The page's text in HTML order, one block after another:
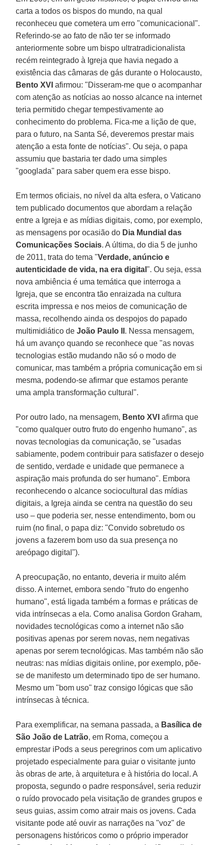
carta a todos os bispos do mundo, na qual
reconheceu que cometera um erro "comunicacional".
Referindo-se ao fato de não ter se informado
anteriormente sobre um bispo ultratradicionalista
recém reintegrado à Igreja que havia negado a
existência das câmaras de gás durante o Holocausto,
Bento XVIafirmou: "Disseram-me que o acompanhar
com atenção as notícias ao nosso alcance na internet
teria permitido chegar tempestivamente ao
conhecimento do problema. Fica-me a lição de que,
para o futuro, na Santa Sé, deveremos prestar mais
atenção a esta fonte de notícias". Ou seja, o papa
assumiu que bastaria ter dado uma simples
"googlada" para saber quem era esse bispo.
Em termos oficiais, no nível da alta esfera, o Vaticano
tem publicado documentos que abordam a relação
entre a Igreja e as mídias digitais, como, por exemplo,
as mensagens por ocasião do Dia Mundial das
Comunicações Sociais. A última, do dia 5 de junho
de 2011, trata do tema "Verdade, anúncio e
autenticidade de vida, na era digital". Ou seja, essa
nova ambiência é uma temática que interroga a
Igreja, que se encontra tão enraizada na cultura
escrita impressa e nos meios de comunicação de
massa, recolhendo ainda os despojos do papado
multimidiático deJoão Paulo II . Nessa mensagem,
há um avanço quando se reconhece que "as novas
tecnologias estão mudando não só o modo de
comunicar, mas também a própria comunicação em si
mesma, podendo-se afirmar que estamos perante
uma ampla transformação cultural".
Por outro lado, na mensagem, Bento XVIafirma que
"como qualquer outro fruto do engenho humano", as
novas tecnologias da comunicação, se "usadas
sabiamente, podem contribuir para satisfazer o desejo
de sentido, verdade e unidade que permanece a
aspiração mais profunda do ser humano". Embora
reconhecendo o alcance sociocultural das mídias
digitais, a Igreja ainda se centra na questão do seu
uso – que poderia ser, nesse entendimento, bom ou
ruim (no final, o papa diz: "Convido sobretudo os
jovens a fazerem bom uso da sua presença no
areópago digital").
A preocupação, no entanto, deveria ir muito além
disso. A internet, embora sendo "fruto do engenho
humano", está ligada também a formas e práticas de
vida intrínsecas a ela. Como analisa Gordon Graham,
novidades tecnológicas como a internet não são
positivas apenas por serem novas, nem negativas
apenas por serem tecnológicas. Mas também não são
neutras: nas mídias digitais online, por exemplo, põe-
se de manifesto um determinado tipo de ser humano.
Mesmo um "bom uso" traz consigo lógicas que são
intrínsecas à técnica.
Para exemplificar, na semana passada, a Basílica de
São João de Latrão, em Roma, começou a
emprestar iPods a seus peregrinos com um aplicativo
projetado especialmente para guiar o visitante junto
às obras de arte, à arquitetura e à história do local. A
proposta, segundo o padre responsável, seria reduzir
o ruído provocado pela visitação de grandes grupos e
seus guias, assim como atrair mais os jovens. Cada
visitante pode até ouvir as narrações na "voz" de
personagens históricos como o próprio imperador